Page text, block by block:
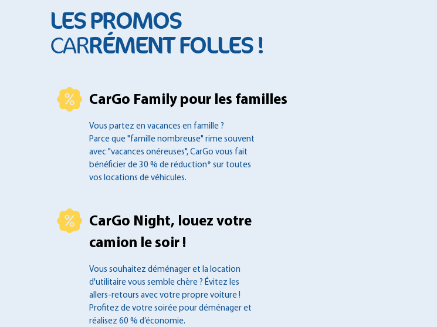
LES PROMOS
CARRÉMENT FOLLES !
CarGo Family pour les familles
Vous partez en vacances en famille ?
Parce que "famille nombreuse" rime souvent
avec "vacances onéreuses", CarGo vous fait
bénéficier de 30 % de réduction* sur toutes
vos locations de véhicules.
CarGo Night, louez votre
camion le soir !
Vous souhaitez déménager et la location
d'utilitaire vous semble chère ? Évitez les
allers-retours avec votre propre voiture !
Profitez de votre soirée pour déménager et
réalisez 60 % d’économie.